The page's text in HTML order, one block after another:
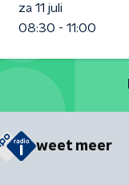
za 11 juli
08:30 - 11:00
weet meer